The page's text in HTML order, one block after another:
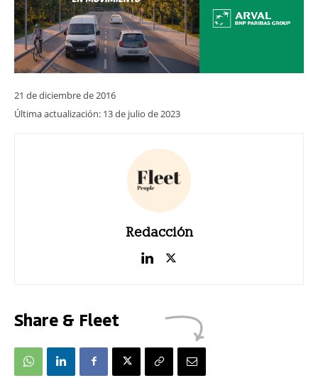
21 de diciembre de 2016
Última actualización: 13 de julio de 2023
Redacción
Share & Fleet